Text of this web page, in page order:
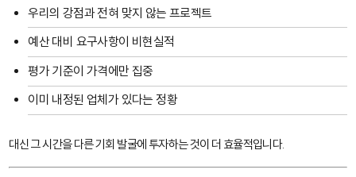
우리의 강점과 전혀 맞지 않는 프로젝트
예산 대비 요구사항이 비현실적
평가 기준이 가격에만 집중
이미 내정된 업체가 있다는 정황
대신 그 시간을 다른 기회 발굴에 투자하는 것이 더 효율적입니다.